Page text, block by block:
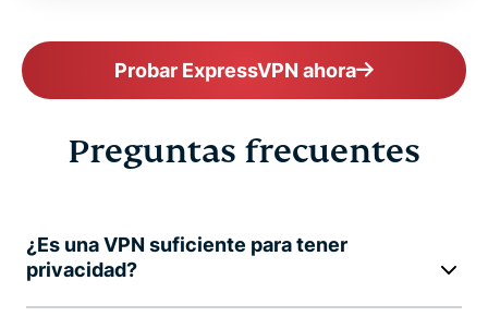
Probar ExpressVPN ahora
Preguntas frecuentes
¿Es una VPN suficiente para tener
privacidad?